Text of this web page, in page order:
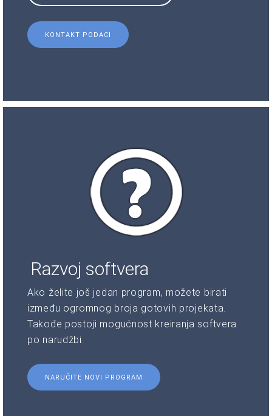
KONTAKT PODACI
Razvoj softvera
Ako želite još jedan program, možete birati
između ogromnog broja gotovih projekata.
Takođe postoji mogućnost kreiranja softvera
po narudžbi.
NARUČITE NOVI PROGRAM